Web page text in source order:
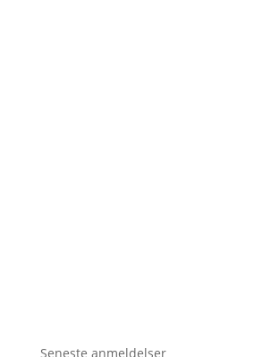
Seneste anmeldelser